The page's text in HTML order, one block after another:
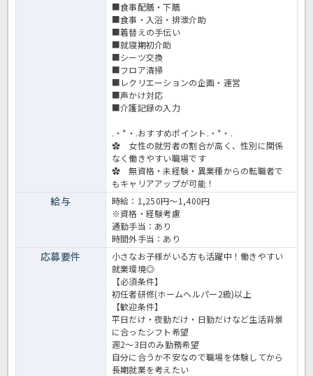
■食事配膳・下膳
■食事・入浴・排泄介助
■着替えの手伝い
■就寝期初介助
■シーツ交換
■フロア清掃
■レクリエーションの企画・運営
■声かけ対応
■介護記録の入力
.・*・.おすすめポイント.・*・.
✿ 女性の就労者の割合が高く、性別に関係
なく働きやすい職場です
✿ 無資格・未経験・異業種からの転職者で
もキャリアアップが可能！
給与
時給：1,250円～1,400円
※資格・経験考慮
通勤手当：あり
時間外手当：あり
応募要件
小さなお子様がいる方も活躍中！働きやすい
就業環境◎
【必須条件】
初任者研修(ホームヘルパー2級)以上
【歓迎条件】
平日だけ・夜勤だけ・日勤だけなど生活背景
に合ったシフト希望
週2～3日のみ勤務希望
自分に合うか不安なので職場を体験してから
長期就業を考えたい